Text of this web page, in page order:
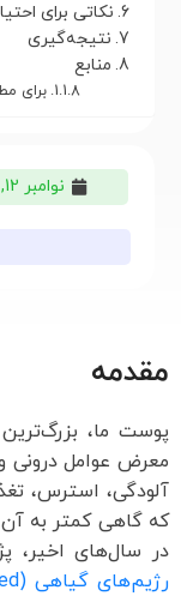
نکاتی برای
نتیجه‌گیری
منابع
برای
نوامبر 12, 2025
مقدمه
پوست ما،
معرض عوامل درونی و
آلودگی، استرس،
که گاهی کمتر به
در سال‌های اخیر،
رژیم‌های گیاهی (plant-based